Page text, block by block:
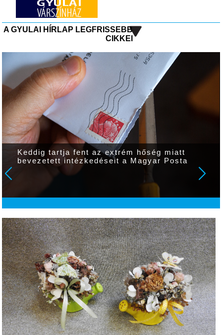
A GYULAI HÍRLAP LEGFRISSEBB
CIKKEI
Görgényi Ernő: a gyulaiaknak hosszú
évtizedekre biztosított a megfelelő
mennyiségű és minőségű ivóvíz